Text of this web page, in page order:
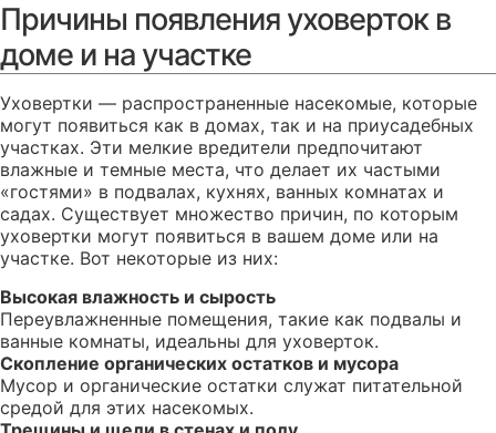
Причины появления уховерток в
доме и на участке
Уховертки — распространенные насекомые, которые
могут появиться как в домах, так и на приусадебных
участках. Эти мелкие вредители предпочитают
влажные и темные места, что делает их частыми
«гостями» в подвалах, кухнях, ванных комнатах и
садах. Существует множество причин, по которым
уховертки могут появиться в вашем доме или на
участке. Вот некоторые из них:
Высокая влажность и сырость
Переувлажненные помещения, такие как подвалы и
ванные комнаты, идеальны для уховерток.
Скопление органических остатков и мусора
Мусор и органические остатки служат питательной
средой для этих насекомых.